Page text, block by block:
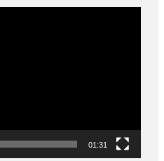
01:31